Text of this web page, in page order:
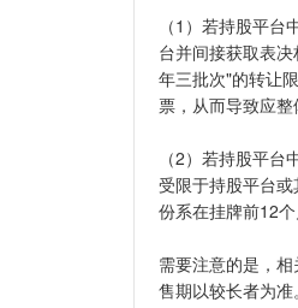
（1）若持股平
台并间接获取表
年三批次"的转让
票，从而导致应
（2）若持股平
受限于持股平台
份系在挂牌前12
需要注意的是，
售期以较长者为准。